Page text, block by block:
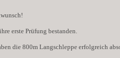
erste Prüfung bestanden.
die 800m Langschleppe erfolgreich